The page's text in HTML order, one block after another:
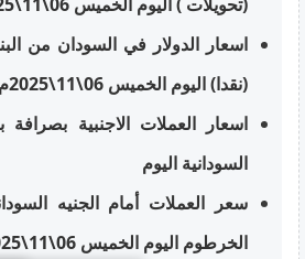
اسعار الدولار في السودان من
(نقدا) اليوم الخميس 06\11\2025م
اسعار العملات الاجنبية
السودانية اليوم
سعر العملات أمام الجنيه
الخرطوم اليوم الخميس 06\11\2025م